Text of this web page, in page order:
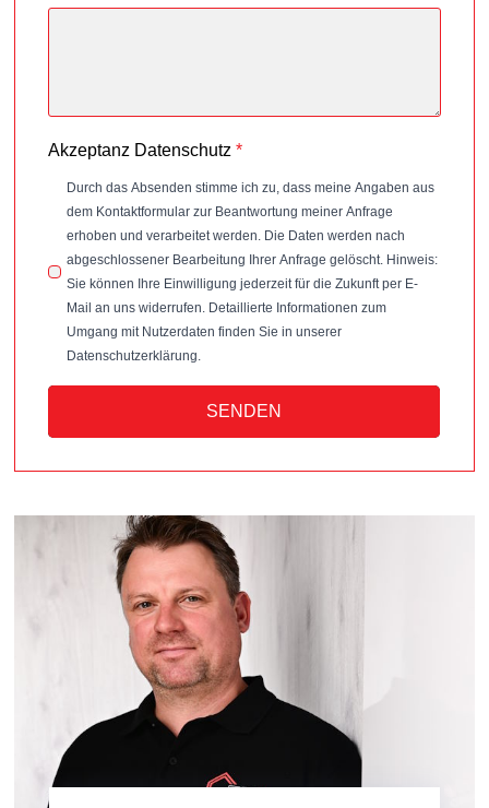
Akzeptanz Datenschutz *
Durch das Absenden stimme ich zu, dass meine Angaben aus
dem Kontaktformular zur Beantwortung meiner Anfrage
erhoben und verarbeitet werden. Die Daten werden nach
abgeschlossener Bearbeitung Ihrer Anfrage gelöscht. Hinweis:
Sie können Ihre Einwilligung jederzeit für die Zukunft per E-
Mail an uns widerrufen. Detaillierte Informationen zum
Umgang mit Nutzerdaten finden Sie in unserer
Datenschutzerklärung.
SENDEN